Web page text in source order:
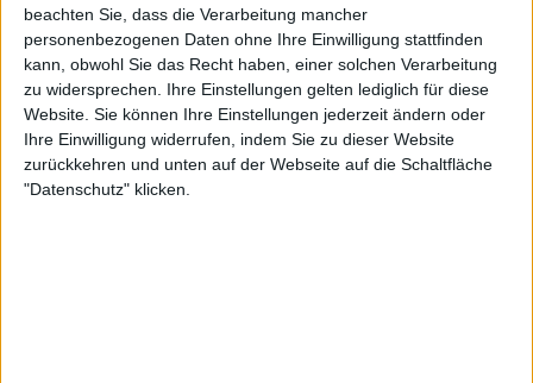
beachten Sie, dass die Verarbeitung mancher
personenbezogenen Daten ohne Ihre Einwilligung stattfinden
kann, obwohl Sie das Recht haben, einer solchen Verarbeitung
zu widersprechen. Ihre Einstellungen gelten lediglich für diese
Website. Sie können Ihre Einstellungen jederzeit ändern oder
Ihre Einwilligung widerrufen, indem Sie zu dieser Website
zurückkehren und unten auf der Webseite auf die Schaltfläche
"Datenschutz" klicken.
Paradise Lost - Greg Mackintosh im Interview auf dem RHZ
2000er, tech-talk und das Geheimnis hiter der 10-Sekunden-Melodie von "One